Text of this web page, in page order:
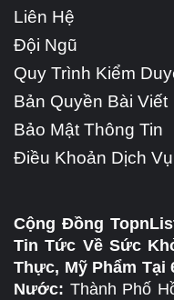
Liên Hệ
Đội Ngũ
Quy Trình Kiểm
Bản Quyền Bài Viết
Bảo Mật Thông Tin
Điều Khoản Dịch Vụ
Cộng Đồng
Tin Tức Về Sức
Thực, Mỹ Phẩm Tại
Nước: Thành Phố